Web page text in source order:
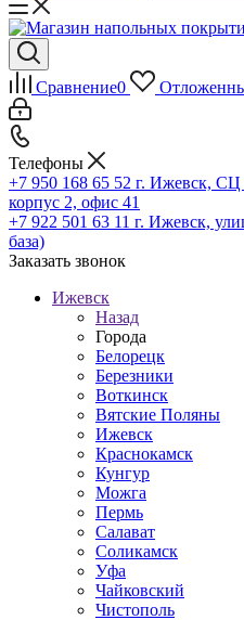
Сравнение0
Телефоны
+7 950 168 65 52 г. Ижевск, СЦ
корпус 2, офис 41
+7 922 501 63 11 г. Ижевск,
база)
Заказать звонок
Ижевск
Назад
Города
Белорецк
Березники
Воткинск
Вятские Поляны
Ижевск
Краснокамск
Кунгур
Можга
Пермь
Салават
Соликамск
Уфа
Чайковский
Чистополь